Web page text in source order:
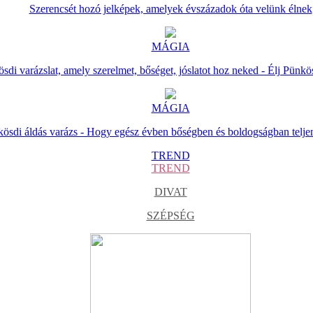
Szerencsét hozó jelképek, amelyek évszázadok óta velünk élnek
MÁGIA
varázslat, amely szerelmet, bőséget, jóslatot hoz neked - Élj
MÁGIA
áldás varázs - Hogy egész évben bőségben és boldogságban
TREND
TREND
DIVAT
SZÉPSÉG